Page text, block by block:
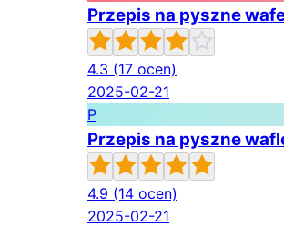
Przepis na pyszne
4.3 (17 ocen)
2025-02-21
P
Przepis na pyszne
4.9 (14 ocen)
2025-02-21